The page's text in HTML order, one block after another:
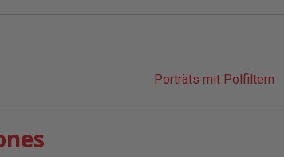
Porträts mit Polfiltern